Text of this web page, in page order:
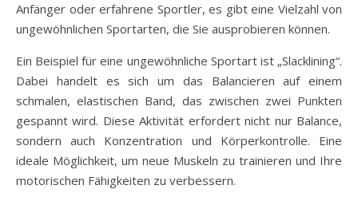
Anfänger oder erfahrene Sportler, es gibt eine Vielzahl von
ungewöhnlichen Sportarten, die Sie ausprobieren können.
Ein Beispiel für eine ungewöhnliche Sportart ist „Slacklining“.
Dabei handelt es sich um das Balancieren auf einem
schmalen, elastischen Band, das zwischen zwei Punkten
gespannt wird. Diese Aktivität erfordert nicht nur Balance,
sondern auch Konzentration und Körperkontrolle. Eine
ideale Möglichkeit, um neue Muskeln zu trainieren und Ihre
motorischen Fähigkeiten zu verbessern.